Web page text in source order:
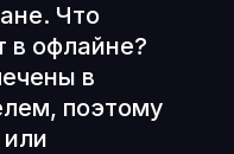
Что
в офлайне?
в
поэтому